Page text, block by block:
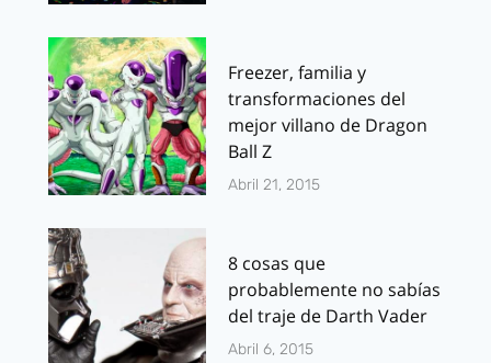
Freezer, familia y
transformaciones del
mejor villano de Dragon
Ball Z
Abril 21, 2015
8 cosas que
probablemente no sabías
del traje de Darth Vader
Abril 6, 2015